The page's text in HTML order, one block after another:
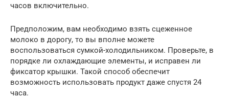
часов включительно.
Предположим, вам необходимо взять сцеженное
молоко в дорогу, то вы вполне можете
воспользоваться сумкой-холодильником. Проверьте, в
порядке ли охлаждающие элементы, и исправен ли
фиксатор крышки. Такой способ обеспечит
возможность использовать продукт даже спустя 24
часа.